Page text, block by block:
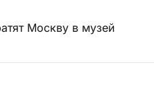
Москву в музей